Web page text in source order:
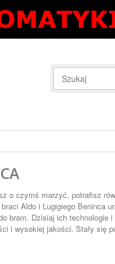
o czymś marzyć, potrafisz
Aldo i Lugigiego Beninca
bram. Dzisiaj ich technologie
i wysokiej jakości. Stały się